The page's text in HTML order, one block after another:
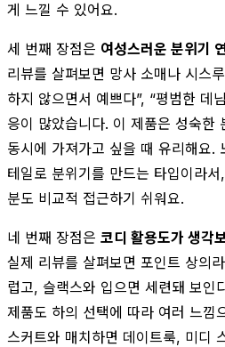
게 느낄 수 있어요.
세 번째 장점은 여성스러운 분위기
리뷰를 살펴보면 망사 소매나 시스
하지 않으면서 예쁘다”, “평범한 데
응이 많았습니다. 이 제품은 성숙한
동시에 가져가고 싶을 때 유리해요.
테일로 분위기를 만드는 타입이라
분도 비교적 접근하기 쉬워요.
네 번째 장점은 코디 활용도가 생각
실제 리뷰를 살펴보면 포인트 상의
럽고, 슬랙스와 입으면 세련돼 보인
제품도 하의 선택에 따라 여러 느낌
스커트와 매치하면 데이트룩, 미디